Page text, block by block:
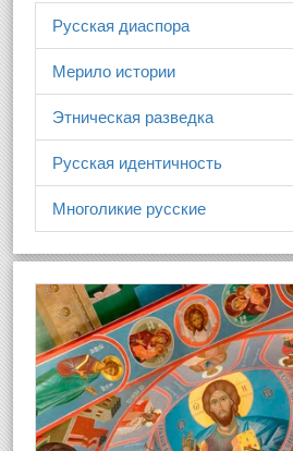
Русская диаспора
Мерило истории
Этническая разведка
Русская идентичность
Многоликие русские